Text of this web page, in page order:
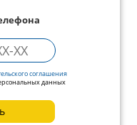
соглашения
данных